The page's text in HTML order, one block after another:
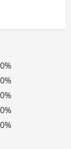
0%
0%
0%
0%
0%